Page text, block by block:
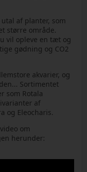
af planter, som
større område.
vil opleve en tæt og
gødning og CO2
akvarier, og
Sortimentet
som Rotala
af
og Eleocharis.
om
herunder: